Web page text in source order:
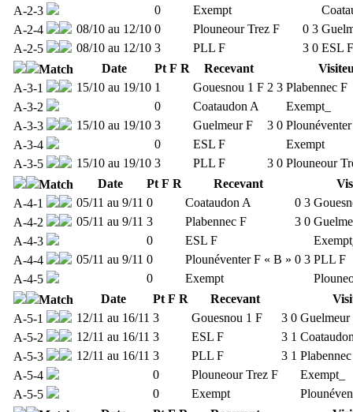
A-2-3
0 Exempt
A-2-4
08/10 au 12/10 0 Plouneour Trez F 0 3
A-2-5
08/10 au 12/10 3 PLL F 3 0 ESL F
Match
Date Pt F R Recevant
A-3-1
15/10 au 19/10 1 Gouesnou 1 F 2 3 Plabennec F
A-3-2
0 Coataudon A
Exempt_
A-3-3
15/10 au 19/10 3 Guelmeur F 3 0
A-3-4
0 ESL F
Exempt
A-3-5
15/10 au 19/10 3 PLL F 3 0 Plouneour
Match
Date Pt F R Recevant
A-4-1
05/11 au 9/11 0 Coataudon A 0 3
A-4-2
05/11 au 9/11 3 Plabennec F 3 0
A-4-3
0 ESL F
A-4-4
05/11 au 9/11 0 Plounéventer F « B » 0 3 PLL F
A-4-5
0 Exempt
Match
Date Pt F R Recevant
A-5-1
12/11 au 16/11 3 Gouesnou 1 F 3 0 Guelmeur
A-5-2
12/11 au 16/11 3 ESL F 3 1
A-5-3
12/11 au 16/11 3 PLL F 3 1
A-5-4
0 Plouneour Trez F
Exempt_
A-5-5
0 Exempt